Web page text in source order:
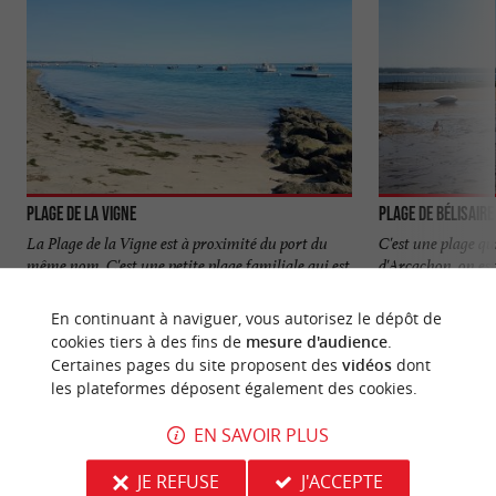
Plage de la Vigne
La Plage de la Vigne est à proximité du port du
même nom. C'est une petite plage familiale qui est
1,5 km - Lège-Cap-Ferret
Plage de Bélisaire
C'est une plage
d'Arcachon, on
En continuant à naviguer, vous autorisez le dépôt de
cookies tiers à des fins de mesure d'audience.
Certaines pages du site proposent des vidéosdont
les plateformes déposent également des cookies.
EN SAVOIR PLUS
JE REFUSE
J'ACCEPTE